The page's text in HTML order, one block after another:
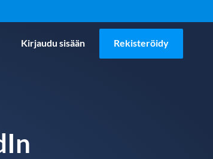
Kirjaudu sisään Rekisteröidy